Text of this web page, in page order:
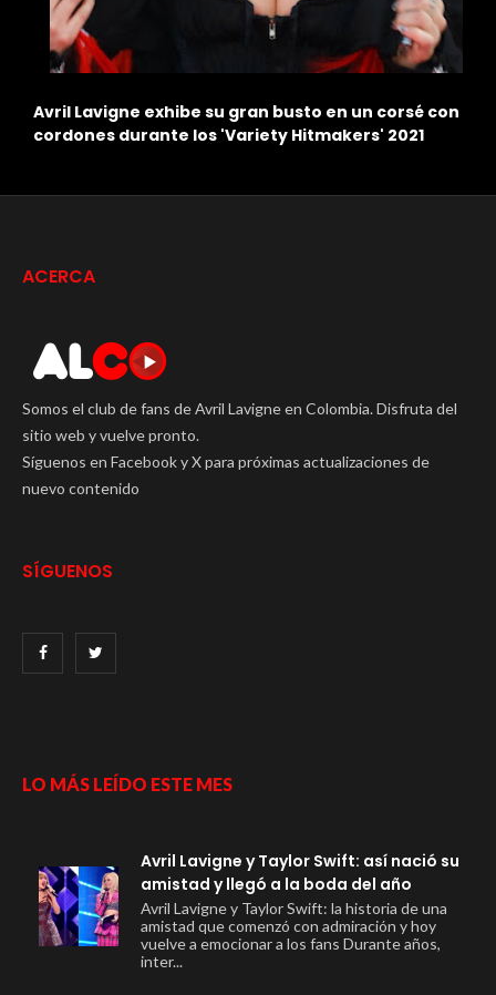
¿Qué puso fin al matrimonio de Avril Lavigne y
Deryck Whibley?
ACERCA
Somos el club de fans de Avril Lavigne en Colombia. Disfruta del
sitio web y vuelve pronto.
Síguenos en Facebook y X para próximas actualizaciones de
nuevo contenido
SÍGUENOS
LO MÁS LEÍDO ESTE MES
Avril Lavigne y Taylor Swift: así nació su
amistad y llegó a la boda del año
Avril Lavigne y Taylor Swift: la historia de una
amistad que comenzó con admiración y hoy
vuelve a emocionar a los fans Durante años,
inter...